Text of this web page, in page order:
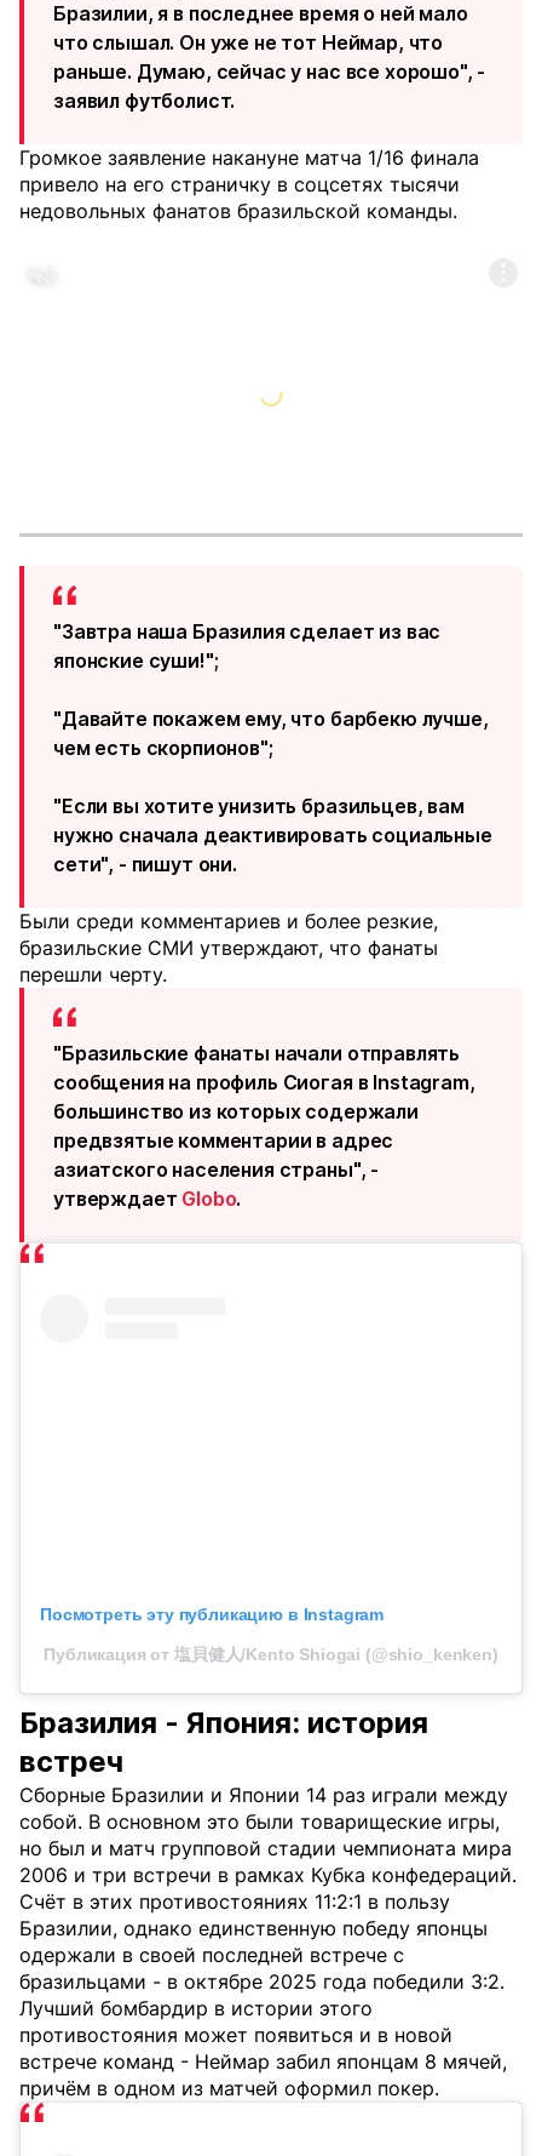
Бразилии, я в последнее время о ней мало
что слышал. Он уже не тот Неймар, что
раньше. Думаю, сейчас у нас все хорошо", -
заявил футболист.
Громкое заявление накануне матча 1/16 финала
привело на его страничку в соцсетях тысячи
недовольных фанатов бразильской команды.
"Завтра наша Бразилия сделает из вас
японские суши!";
"Давайте покажем ему, что барбекю лучше,
чем есть скорпионов";
"Если вы хотите унизить бразильцев, вам
нужно сначала деактивировать социальные
сети", - пишут они.
Были среди комментариев и более резкие,
бразильские СМИ утверждают, что фанаты
перешли черту.
"Бразильские фанаты начали отправлять
сообщения на профиль Сиогая в Instagram,
большинство из которых содержали
предвзятые комментарии в адрес
азиатского населения страны", -
утверждает Globo.
Посмотреть эту публикацию в Instagram
Публикация от 塩貝健人/Kento Shiogai (@shio_kenken)
Бразилия - Япония: история
встреч
Сборные Бразилии и Японии 14 раз играли между
собой. В основном это были товарищеские игры,
но был и матч групповой стадии чемпионата мира
2006 и три встречи в рамках Кубка конфедераций.
Счёт в этих противостояниях 11:2:1 в пользу
Бразилии, однако единственную победу японцы
одержали в своей последней встрече с
бразильцами - в октябре 2025 года победили 3:2.
Лучший бомбардир в истории этого
противостояния может появиться и в новой
встрече команд - Неймар забил японцам 8 мячей,
причём в одном из матчей оформил покер.